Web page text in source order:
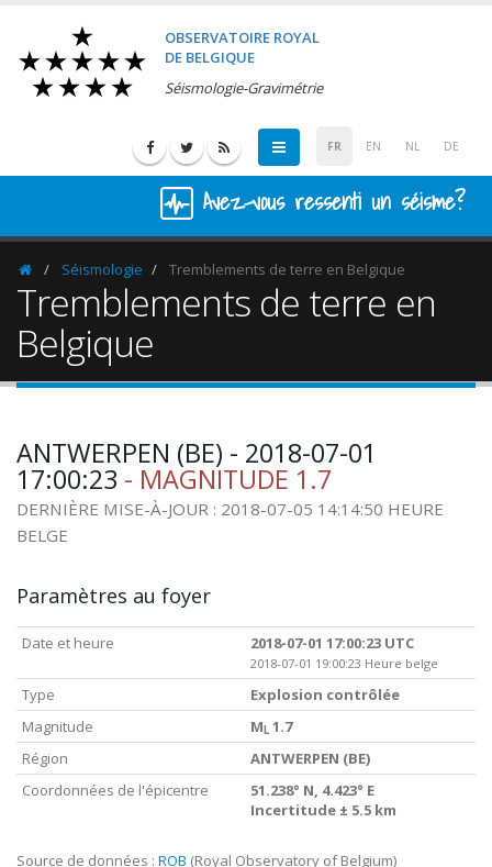
OBSERVATOIRE ROYAL
DE BELGIQUE
Séismologie-Gravimétrie
FR EN NL DE
Avez-vous ressenti un séisme?
HomepageSéismologie Tremblements de terre en Belgique
Tremblements de terre en
Belgique
ANTWERPEN (BE) - 2018-07-01
17:00:23 - MAGNITUDE 1.7
DERNIÈRE MISE-À-JOUR : 2018-07-05 14:14:50 HEURE
BELGE
Paramètres au foyer
Date et heure 2018-07-01 17:00:23 UTC
2018-07-01 19:00:23 Heure belge
Type
Explosion contrôlée
Magnitude
M L 1.7
Région
ANTWERPEN (BE)
Coordonnées de l'épicentre
51.238° N, 4.423° E
Incertitude ± 5.5 km
Source de données : ROB (Royal Observatory of Belgium)